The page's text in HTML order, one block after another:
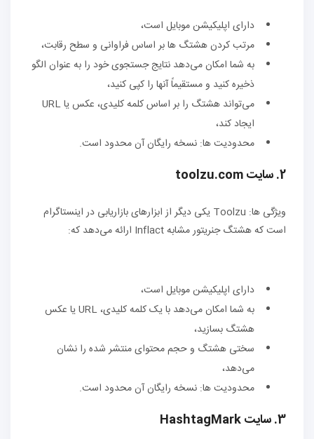
دارای اپلیکیشن موبایل است،
مرتب کردن هشتگ ها بر اساس فراوانی و سطح رقابت،
به شما امکان می‌دهد نتایج جستجوی خود را به عنوان الگو
ذخیره کنید و مستقیماً آنها را کپی کنید،
می‌تواند هشتگ را بر اساس کلمه کلیدی، عکس یا URL
ایجاد کند،
محدودیت ها: نسخه رایگان آن محدود است.
2. سایت toolzu.com
ویژگی ها: Toolzu یکی دیگر از ابزارهای بازاریابی در اینستاگرام
است که هشتگ جنریتور مشابه Inflact ارائه می‌دهد که:
دارای اپلیکیشن موبایل است،
به شما امکان می‌دهد با یک کلمه کلیدی، URL یا عکس
هشتگ بسازید،
سختی هشتگ و حجم محتوای منتشر شده را نشان
می‌دهد،
محدودیت ها: نسخه رایگان آن محدود است.
3. سایت HashtagMark